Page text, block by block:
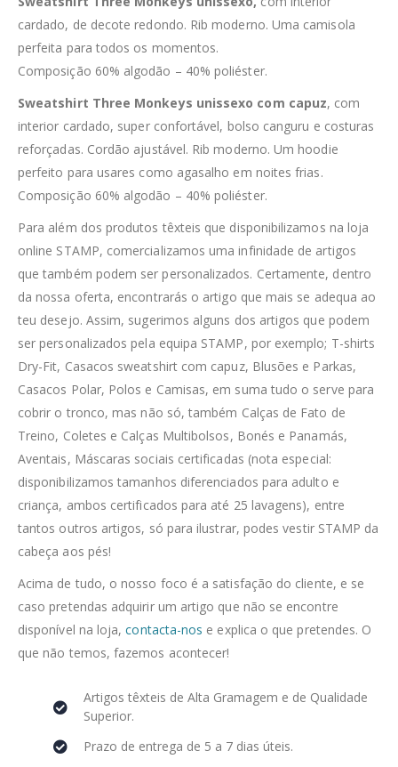
cardado, de decote redondo. Rib moderno. Uma camisola
perfeita para todos os momentos.
Composição 60% algodão – 40% poliéster.
Sweatshirt Three Monkeys unissexo com capuz, com
interior cardado, super confortável, bolso canguru e costuras
reforçadas. Cordão ajustável. Rib moderno. Um hoodie
perfeito para usares como agasalho em noites frias.
Composição 60% algodão – 40% poliéster.
Para além dos produtos têxteis que disponibilizamos na loja
online STAMP, comercializamos uma infinidade de artigos
que também podem ser personalizados. Certamente, dentro
da nossa oferta, encontrarás o artigo que mais se adequa ao
teu desejo. Assim, sugerimos alguns dos artigos que podem
ser personalizados pela equipa STAMP, por exemplo; T-shirts
Dry-Fit, Casacos sweatshirt com capuz, Blusões e Parkas,
Casacos Polar, Polos e Camisas, em suma tudo o serve para
cobrir o tronco, mas não só, também Calças de Fato de
Treino, Coletes e Calças Multibolsos, Bonés e Panamás,
Aventais, Máscaras sociais certificadas (nota especial:
disponibilizamos tamanhos diferenciados para adulto e
criança, ambos certificados para até 25 lavagens), entre
tantos outros artigos, só para ilustrar, podes vestir STAMP da
cabeça aos pés!
Acima de tudo, o nosso foco é a satisfação do cliente, e se
caso pretendas adquirir um artigo que não se encontre
disponível na loja,contacta-nos e explica o que pretendes. O
que não temos, fazemos acontecer!
Artigos têxteis de Alta Gramagem e de Qualidade
Superior.
Prazo de entrega de 5 a 7 dias úteis.